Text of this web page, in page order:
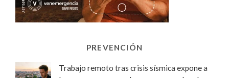
PREVENCIÓN
Trabajo remoto tras crisis sísmica expone a